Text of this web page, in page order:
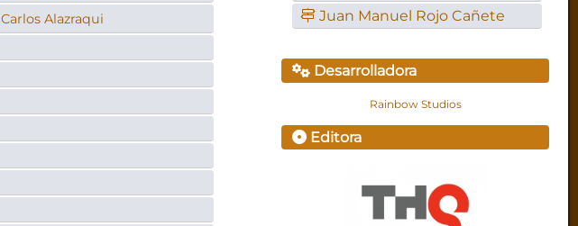
Carlos Alazraqui
Juan Manuel Rojo Cañete
Desarrolladora
Rainbow Studios
Editora